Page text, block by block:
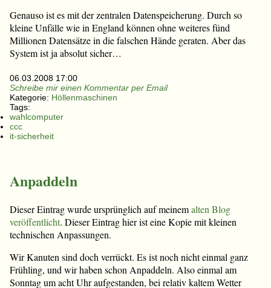
Genauso ist es mit der zentralen Datenspeicherung. Durch so
kleine Unfälle wie in England können ohne weiteres fünd
Millionen Datensätze in die falschen Hände geraten. Aber das
System ist ja absolut sicher…
06.03.2008 17:00
Schreibe mir einen Kommentar per Email
Kategorie: Höllenmaschinen
Tags:
wahlcomputer
ccc
it-sicherheit
Anpaddeln
Dieser Eintrag wurde ursprünglich auf meinemalten Blog
veröffentlicht. Dieser Eintrag hier ist eine Kopie mit kleinen
technischen Anpassungen.
Wir Kanuten sind doch verrückt. Es ist noch nicht einmal ganz
Frühling, und wir haben schon Anpaddeln. Also einmal am
Sonntag um acht Uhr aufgestanden, bei relativ kaltem Wetter